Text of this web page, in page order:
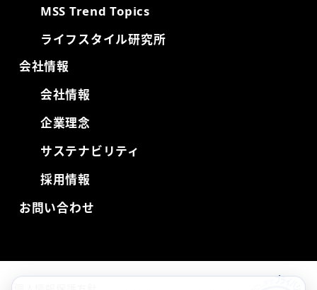
MSS Trend Topics
ライフスタイル研究所
会社情報
会社情報
企業理念
サステナビリティ
採用情報
お問い合わせ